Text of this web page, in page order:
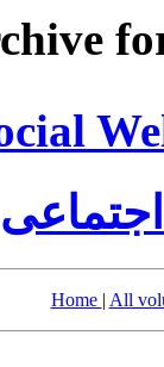
Home | All